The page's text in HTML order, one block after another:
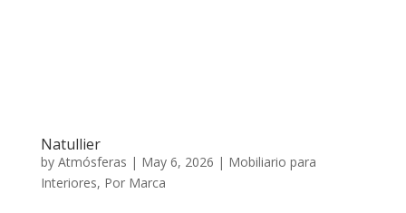
Natullier
by Atmósferas | May 6, 2026 | Mobiliario para
Interiores, Por Marca